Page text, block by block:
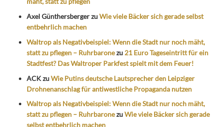
Axel GünthersbergerzuWie viele Bäcker sich gerade selbst
entbehrlich machen
Waltrop als Negativbeispiel: Wenn die Stadt nur noch mäht,
statt zu pflegen – Ruhrbaronezu 21 Euro Tageseintritt für ein
Stadtfest? Das Waltroper Parkfest spielt mit dem Feuer!
ACKzuWie Putins deutsche Lautsprecher den Leipziger
Drohnenanschlag für antiwestliche Propaganda nutzen
Waltrop als Negativbeispiel: Wenn die Stadt nur noch mäht,
statt zu pflegen – RuhrbaronezuWie viele Bäcker sich gerade
selbst entbehrlich machen